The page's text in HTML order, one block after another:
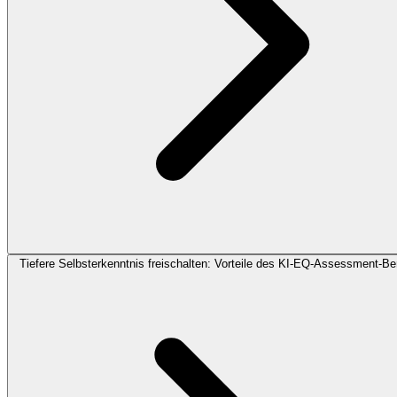
Tiefere Selbsterkenntnis freischalten: Vorteile des KI-EQ-Assessment-